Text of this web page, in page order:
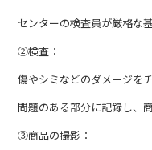
センターの検査員が厳格な
②検査：
傷やシミなどのダメージを
問題のある部分に記録し、
③商品の撮影：